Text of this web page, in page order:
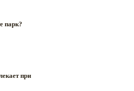
парк?
при